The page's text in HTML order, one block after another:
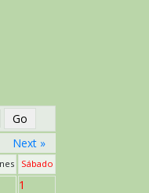
Next »
Sábado
1